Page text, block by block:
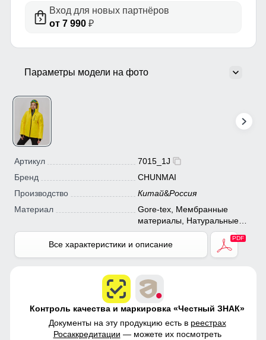
Вход для новых партнёров
от 7 990₽
Параметры модели на фото
Артикул
7015_1J
Бренд
CHUNMAI
Производство
Китай&Россия
Материал
Gore-tex, Мембранные
материалы, Натуральные
материалы, Полиэстер,
Плащевка, Тефлон,
Экологичные материалы
Все характеристики и описание
Контроль качества и маркировка «Честный ЗНАК»
Документы на эту продукцию есть в реестрах
Росаккредитации — можете их посмотреть